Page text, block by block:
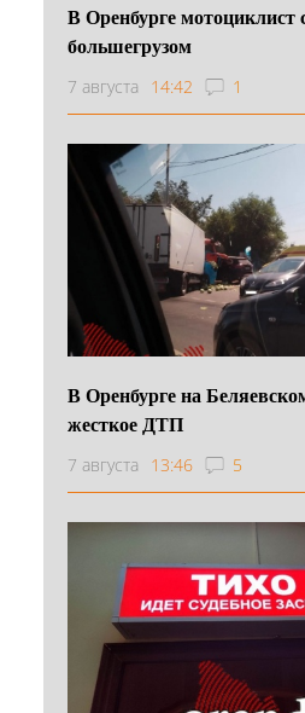
В Оренбурге мотоциклист
большегрузом
7 августа 14:42 1
В Оренбурге на
жесткое ДТП
7 августа 13:46 5